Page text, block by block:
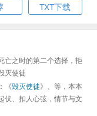
TXT下载
亡之时的第二个选择，拒
灭使徒
《毁灭使徒》、等，本本
伏、扣人心弦，情节与文